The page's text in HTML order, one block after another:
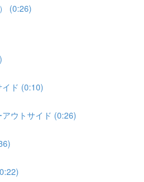
(0:26)
ド (0:10)
ウトサイド (0:26)